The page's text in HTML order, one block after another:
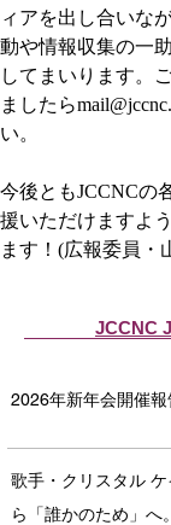
ィアを出し合いな
動や情報収集の一
してまいります。
ましたら
い。
今後ともJCCNCの
援いただけますよ
ます！(広報委員・
JCCNC
2026年新年会開催報
歌手・クリスタル
ら「誰かのため」へ。